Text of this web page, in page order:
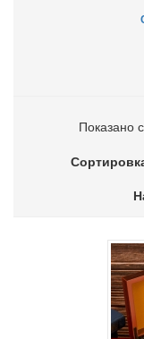
Показано